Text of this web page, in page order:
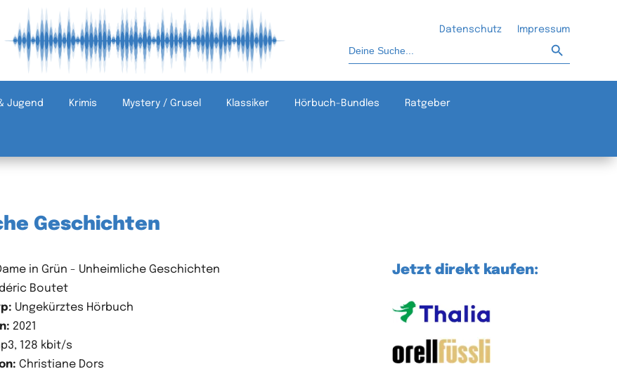
Datenschutz Impressum
nach:
Jugend Krimis Mystery / Grusel Klassiker Hörbuch-Bundles Ratgeber
Geschichten
in Grün - Unheimliche Geschichten
Boutet
Ungekürztes Hörbuch
2021
128 kbit/s
Christiane Dors
Jetzt direkt kaufen: